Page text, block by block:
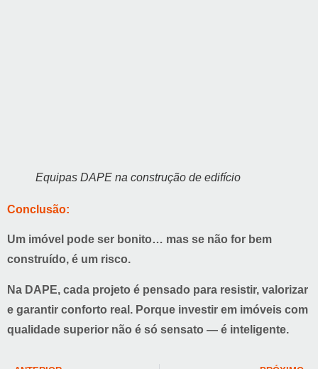
Equipas DAPE na construção de edifício
Conclusão:
Um imóvel pode ser bonito… mas se não for bem
construído, é um risco.
Na DAPE, cada projeto é pensado para resistir, valorizar
e garantir conforto real . Porque investir em imóveis com
qualidade superior não é só sensato — é inteligente.